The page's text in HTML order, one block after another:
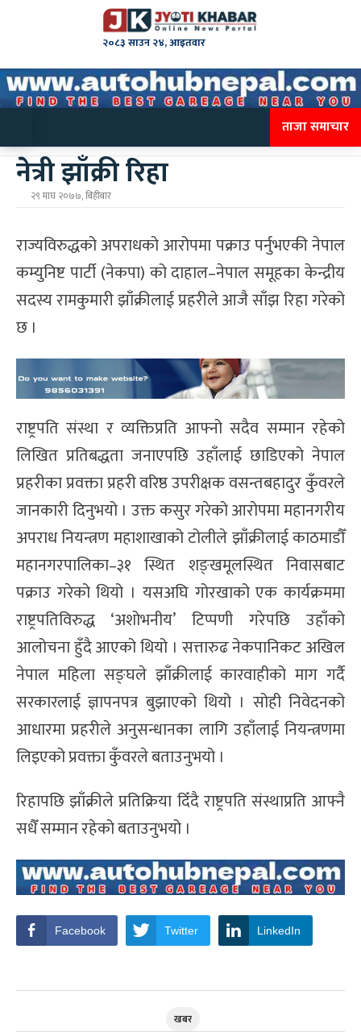
२०८३ साउन २४, आइतवार
ताजा समाचार
नेत्री झाँक्री रिहा
२९ माघ २०७७, बिहीबार
राज्यविरुद्धको अपराधको आरोपमा पक्राउ पर्नुभएकी नेपाल
कम्युनिष्ट पार्टी (नेकपा) को दाहाल–नेपाल समूहका केन्द्रीय
सदस्य रामकुमारी झाँक्रीलाई प्रहरीले आजै साँझ रिहा गरेको
छ ।
राष्ट्रपति संस्था र व्यक्तिप्रति आफ्नो सदैव सम्मान रहेको
लिखित प्रतिबद्धता जनाएपछि उहाँलाई छाडिएको नेपाल
प्रहरीका प्रवक्ता प्रहरी वरिष्ठ उपरीक्षक वसन्तबहादुर कुँवरले
जानकारी दिनुभयो । उक्त कसुर गरेको आरोपमा महानगरीय
अपराध नियन्त्रण महाशाखाको टोलीले झाँक्रीलाई काठमाडौँ
महानगरपालिका–३१ स्थित शङ्खमूलस्थित निवासबाट
पक्राउ गरेको थियो । यसअघि गोरखाको एक कार्यक्रममा
राष्ट्रपतिविरुद्ध ‘अशोभनीय’ टिप्पणी गरेपछि उहाँको
आलोचना हुँदै आएको थियो । सत्तारुढ नेकपानिकट अखिल
नेपाल महिला सङ्घले झाँक्रीलाई कारवाहीको माग गर्दै
सरकारलाई ज्ञापनपत्र बुझाएको थियो । सोही निवेदनको
आधारमा प्रहरीले अनुसन्धानका लागि उहाँलाई नियन्त्रणमा
लिइएको प्रवक्ता कुँवरले बताउनुभयो ।
रिहापछि झाँक्रीले प्रतिक्रिया दिँदै राष्ट्रपति संस्थाप्रति आफ्नै
सधैँ सम्मान रहेको बताउनुभयो ।
Facebook Twitter LinkedIn
खबर